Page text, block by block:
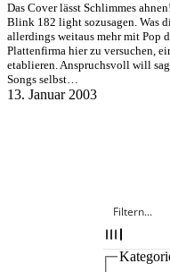
Das Cover lässt Schlimmes
Blink 182 light sozusagen. Was
allerdings weitaus mehr mit Pop
Plattenfirma hier zu versuchen,
etablieren. Anspruchsvoll will
Songs selbst…
13. Januar 2003